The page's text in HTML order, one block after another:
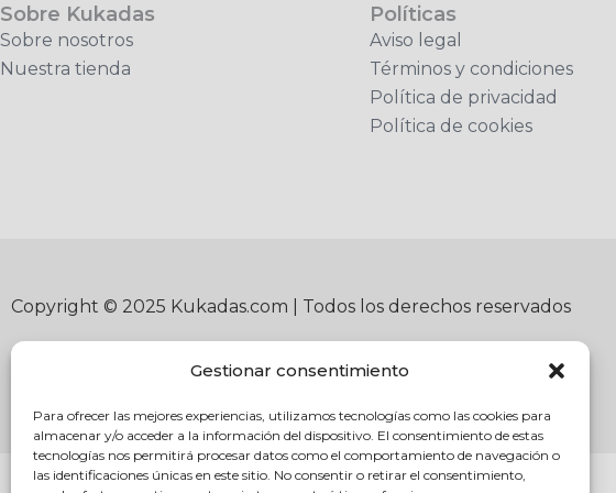
Gestionar consentimiento
Para ofrecer las mejores experiencias, utilizamos tecnologías como las cookies para
almacenar y/o acceder a la información del dispositivo. El consentimiento de estas
tecnologías nos permitirá procesar datos como el comportamiento de navegación o
las identificaciones únicas en este sitio. No consentir o retirar el consentimiento,
Sobre Kukadas
Sobre nosotros
Nuestra tienda
Políticas
Aviso legal
Términos y condiciones
Política de privacidad
Política de cookies
Copyright © 2025 Kukadas.com | Todos los derechos reservados